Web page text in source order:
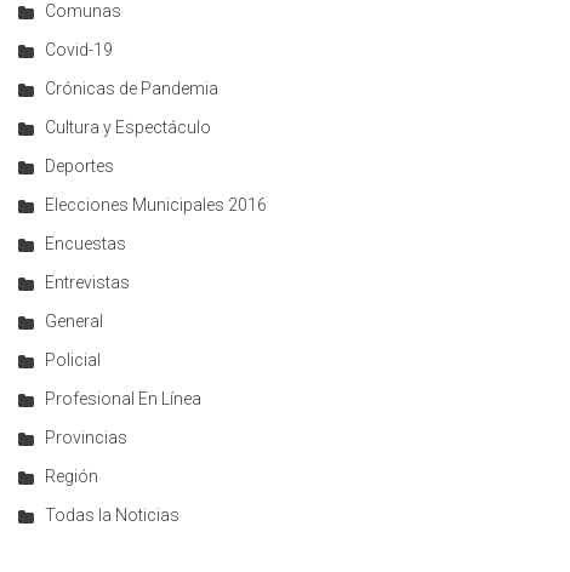
Comunas
Covid-19
Crónicas de Pandemia
Cultura y Espectáculo
Deportes
Elecciones Municipales 2016
Encuestas
Entrevistas
General
Policial
Profesional En Línea
Provincias
Región
Todas la Noticias